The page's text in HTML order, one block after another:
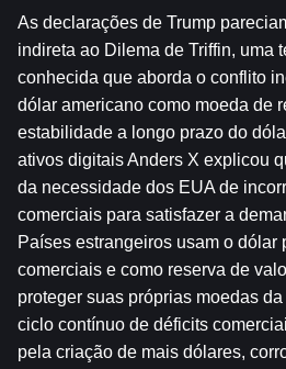
As declarações de Trump
indireta ao Dilema de Triffin, uma
conhecida que aborda o conflito
dólar americano como moeda de
estabilidade a longo prazo do
ativos digitais Anders X explicou
da necessidade dos EUA de
comerciais para satisfazer a
Países estrangeiros usam o dólar
comerciais e como reserva de
proteger suas próprias moedas
ciclo contínuo de déficits
pela criação de mais dólares,